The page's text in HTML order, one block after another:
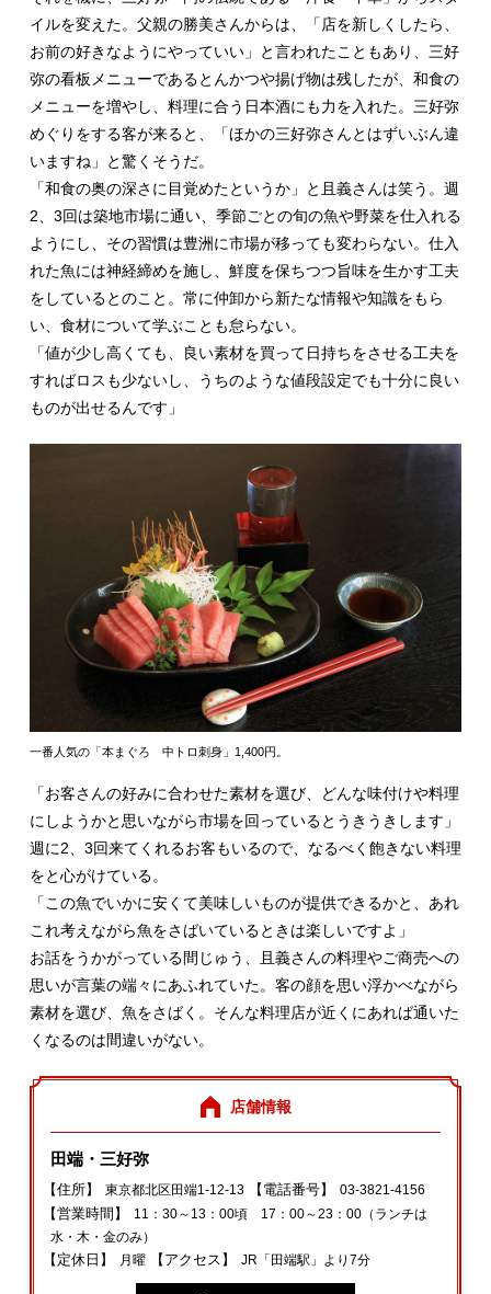
イルを変えた。父親の勝美さんからは、「店を新しくしたら、
お前の好きなようにやっていい」と言われたこともあり、三好
弥の看板メニューであるとんかつや揚げ物は残したが、和食の
メニューを増やし、料理に合う日本酒にも力を入れた。三好弥
めぐりをする客が来ると、「ほかの三好弥さんとはずいぶん違
いますね」と驚くそうだ。
「和食の奥の深さに目覚めたというか」と且義さんは笑う。週
2、3回は築地市場に通い、季節ごとの旬の魚や野菜を仕入れる
ようにし、その習慣は豊洲に市場が移っても変わらない。仕入
れた魚には神経締めを施し、鮮度を保ちつつ旨味を生かす工夫
をしているとのこと。常に仲卸から新たな情報や知識をもら
い、食材について学ぶことも怠らない。
「値が少し高くても、良い素材を買って日持ちをさせる工夫を
すればロスも少ないし、うちのような値段設定でも十分に良い
ものが出せるんです」
一番人気の「本まぐろ 中トロ刺身」1,400円。
「お客さんの好みに合わせた素材を選び、どんな味付けや料理
にしようかと思いながら市場を回っているとうきうきします」
週に2、3回来てくれるお客もいるので、なるべく飽きない料理
をと心がけている。
「この魚でいかに安くて美味しいものが提供できるかと、あれ
これ考えながら魚をさばいているときは楽しいですよ」
お話をうかがっている間じゅう、且義さんの料理やご商売への
思いが言葉の端々にあふれていた。客の顔を思い浮かべながら
素材を選び、魚をさばく。そんな料理店が近くにあれば通いた
くなるのは間違いがない。
店舗情報
田端・三好弥
【住所】 東京都北区田端1-12-13 【電話番号】 03-3821-4156
【営業時間】
11：30～13：00頃 17：00～23：00（ランチは
水・木・金のみ）
【定休日】 月曜 【アクセス】 JR「田端駅」より7分